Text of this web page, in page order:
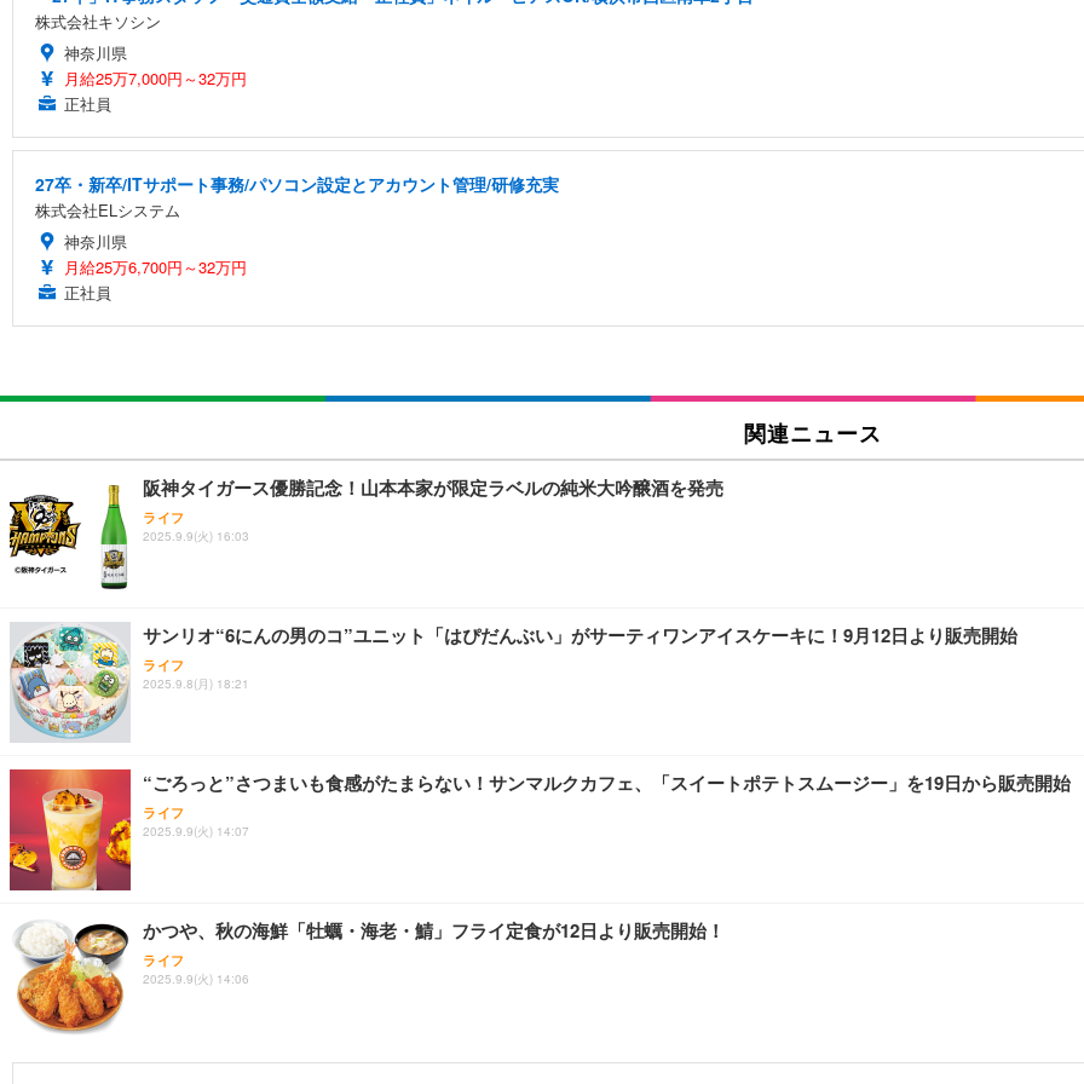
株式会社キソシン
神奈川県
月給25万7,000円～32万円
正社員
27卒・新卒/ITサポート事務/パソコン設定とアカウント管理/研修充実
株式会社ELシステム
神奈川県
月給25万6,700円～32万円
正社員
関連ニュース
阪神タイガース優勝記念！山本本家が限定ラベルの純米大吟醸酒を発売
ライフ
2025.9.9(火) 16:03
サンリオ“6にんの男のコ”ユニット「はぴだんぶい」がサーティワンアイスケーキに！9月12日より販売開始
ライフ
2025.9.8(月) 18:21
“ごろっと”さつまいも食感がたまらない！サンマルクカフェ、「スイートポテトスムージー」を19日から販売開始
ライフ
2025.9.9(火) 14:07
かつや、秋の海鮮「牡蠣・海老・鯖」フライ定食が12日より販売開始！
ライフ
2025.9.9(火) 14:06